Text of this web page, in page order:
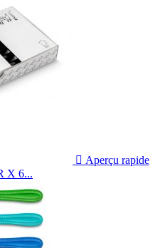
 Aperçu rapide
X 6...